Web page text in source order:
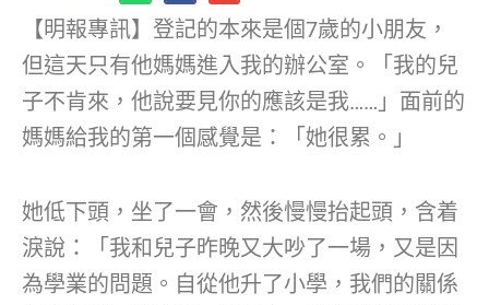
【明報專訊】登記的本來是個7歲的小朋友，
但這天只有他媽媽進入我的辦公室。「我的兒
子不肯來，他說要見你的應該是我……」面前的
媽媽給我的第一個感覺是：「她很累。」
她低下頭，坐了一會，然後慢慢抬起頭，含着
淚說：「我和兒子昨晚又大吵了一場，又是因
為學業的問題。自從他升了小學，我們的關係